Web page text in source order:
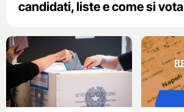
candidati, liste e come si vota